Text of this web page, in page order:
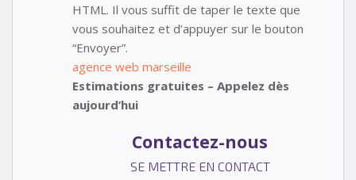
HTML. Il vous suffit de taper le texte que
vous souhaitez et d’appuyer sur le bouton
“Envoyer”.
agence web marseille
Estimations gratuites – Appelez dès
aujourd’hui
Contactez-nous
SE METTRE EN CONTACT